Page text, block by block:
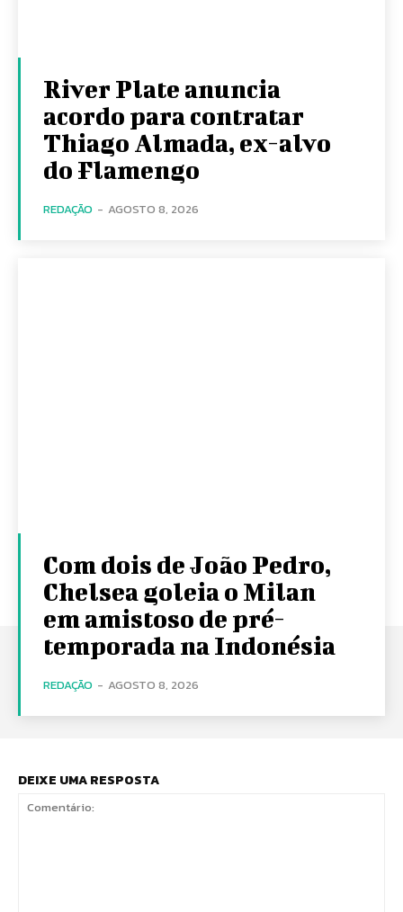
River Plate anuncia
acordo para contratar
Thiago Almada, ex-alvo
do Flamengo
REDAÇÃO - AGOSTO 8, 2026
Com dois de João Pedro,
Chelsea goleia o Milan
em amistoso de pré-
temporada na Indonésia
REDAÇÃO - AGOSTO 8, 2026
DEIXE UMA RESPOSTA